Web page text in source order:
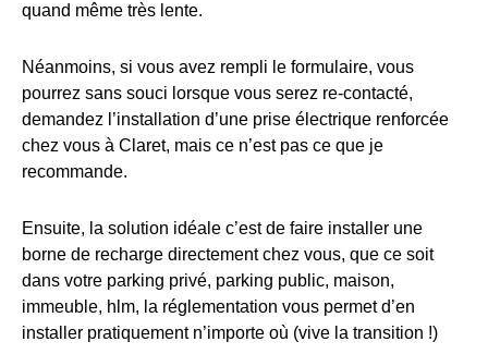
quand même très lente.
Néanmoins, si vous avez rempli le formulaire, vous
pourrez sans souci lorsque vous serez re-contacté,
demandez l’installation d’une prise électrique renforcée
chez vous à Claret, mais ce n’est pas ce que je
recommande.
Ensuite, la solution idéale c’est de faire installer une
borne de recharge directement chez vous, que ce soit
dans votre parking privé, parking public, maison,
immeuble, hlm, la réglementation vous permet d’en
installer pratiquement n’importe où (vive la transition !)